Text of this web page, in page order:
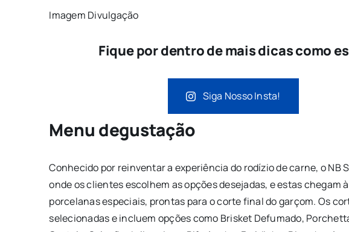
Imagem Divulgação
Fique por dentro de mais dicas como
Siga Nosso Insta!
Menu degustação
Conhecido por reinventar a experiência do rodízio de carne, o NB
onde os clientes escolhem as opções desejadas, e estas chegam
porcelanas especiais, prontas para o corte final do garçom. Os
selecionadas e incluem opções como Brisket Defumado,